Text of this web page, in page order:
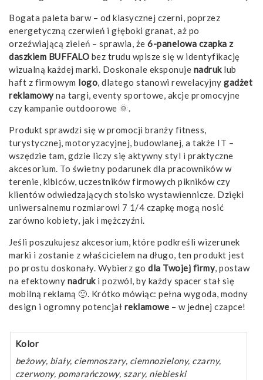
Bogata paleta barw – od klasycznej czerni, poprzez
energetyczną czerwień i głęboki granat, aż po
orzeźwiającą zieleń – sprawia, że 6-panelowa czapka z
daszkiem BUFFALO bez trudu wpisze się w identyfikację
wizualną każdej marki. Doskonale eksponuje nadruklub
haft z firmowym logo, dlatego stanowi rewelacyjny gadżet
reklamowyna targi, eventy sportowe, akcje promocyjne
czy kampanie outdoorowe 🌞.
Produkt sprawdzi się w promocji branży fitness,
turystycznej, motoryzacyjnej, budowlanej, a także IT –
wszędzie tam, gdzie liczy się aktywny styl i praktyczne
akcesorium. To świetny podarunek dla pracowników w
terenie, kibiców, uczestników firmowych pikników czy
klientów odwiedzających stoisko wystawiennicze. Dzięki
uniwersalnemu rozmiarowi 7 1/4 czapkę mogą nosić
zarówno kobiety, jak i mężczyźni.
Jeśli poszukujesz akcesorium, które podkreśli wizerunek
marki i zostanie z właścicielem na długo, ten produkt jest
po prostu doskonały. Wybierz go dla Twojej firmy, postaw
na efektowny nadruki pozwól, by każdy spacer stał się
mobilną reklamą 🙂. Krótko mówiąc: pełna wygoda, modny
design i ogromny potencjał reklamowe – w jednej czapce!
Kolor
beżowy, biały, ciemnoszary, ciemnozielony, czarny,
czerwony, pomarańczowy, szary, niebieski